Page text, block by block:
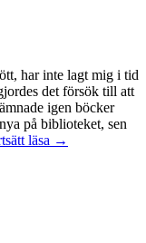
har inte lagt mig i tid
det försök till att
igen böcker
på biblioteket, sen
läsa Mental
→